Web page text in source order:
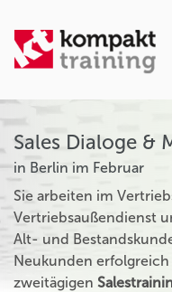
Sales Dialoge &
in Berlin im Februar
Sie arbeiten im
Vertriebsaußendienst
Alt- und
Neukunden
zweitägigen